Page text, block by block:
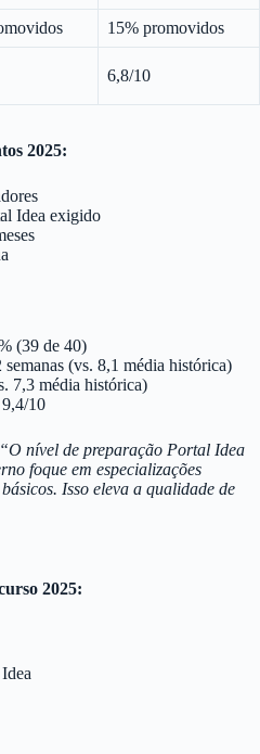
15% promovidos
6,8/10
2025:
Idea exigido
(39 de 40)
semanas (vs. 8,1 média histórica)
7,3 média histórica)
9,4/10
“O nível de preparação Portal Idea
foque em especializações
Isso eleva a qualidade de
2025: